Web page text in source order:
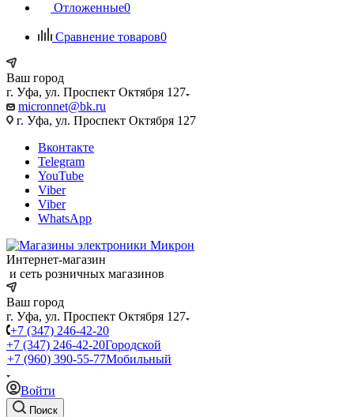
Отложенные0
Сравнение товаров0
Ваш город
г. Уфа, ул. Проспект Октября 127
micronnet@bk.ru
г. Уфа, ул. Проспект Октября 127
Вконтакте
Telegram
YouTube
Viber
Viber
WhatsApp
Интернет-магазин
и сеть розничных магазинов
Ваш город
г. Уфа, ул. Проспект Октября 127
+7 (347) 246-42-20
+7 (347) 246-42-20Городской
+7 (960) 390-55-77Мобильный
Войти
Поиск